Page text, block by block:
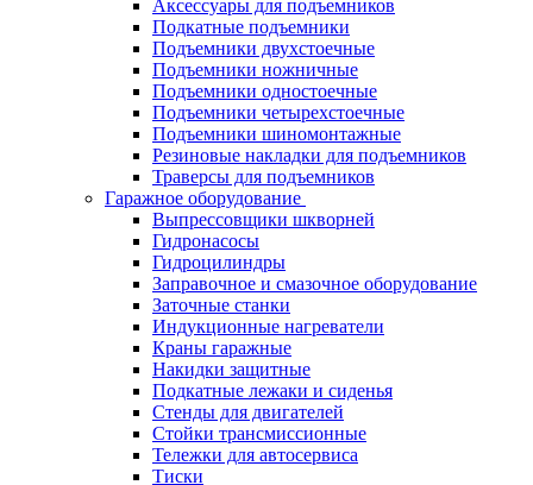
Аксессуары для подъемников
Подкатные подъемники
Подъемники двухстоечные
Подъемники ножничные
Подъемники одностоечные
Подъемники четырехстоечные
Подъемники шиномонтажные
Резиновые накладки для подъемников
Траверсы для подъемников
Гаражное оборудование
Выпрессовщики шкворней
Гидронасосы
Гидроцилиндры
Заправочное и смазочное оборудование
Заточные станки
Индукционные нагреватели
Краны гаражные
Накидки защитные
Подкатные лежаки и сиденья
Стенды для двигателей
Стойки трансмиссионные
Тележки для автосервиса
Тиски